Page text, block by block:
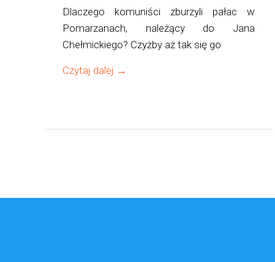
Dlaczego komuniści zburzyli pałac w
Pomarzanach, należący do Jana
Chełmickiego? Czyżby aż tak się go
Czytaj dalej →